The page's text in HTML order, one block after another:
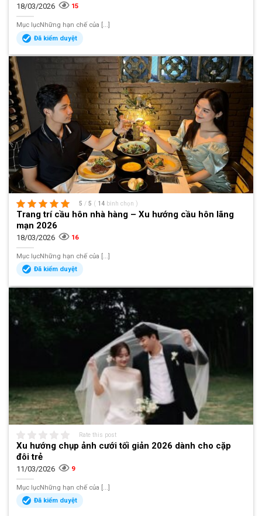
18/03/2026 15
Mục lụcNhững hạn chế của [...]
Đã kiểm duyệt
5 / 5 ( 14 bình chọn )
Trang trí cầu hôn nhà hàng – Xu hướng cầu hôn lãng
mạn 2026
18/03/2026 16
Mục lụcNhững hạn chế của [...]
Đã kiểm duyệt
Rate this post
Xu hướng chụp ảnh cưới tối giản 2026 dành cho cặp
đôi trẻ
11/03/2026 9
Mục lụcNhững hạn chế của [...]
Đã kiểm duyệt